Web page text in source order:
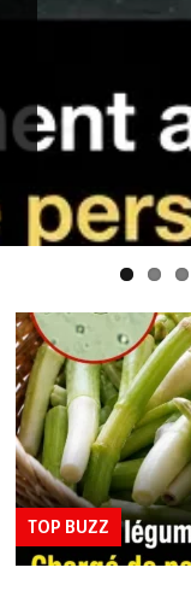
TOP BUZZ